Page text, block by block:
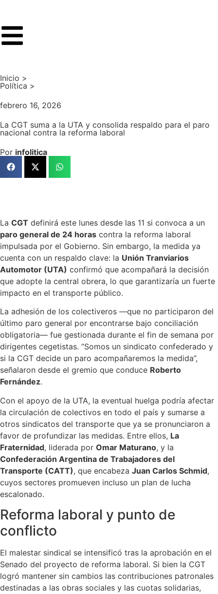
Inicio >
Política >
febrero 16, 2026
La CGT suma a la UTA y consolida respaldo para el paro
nacional contra la reforma laboral
Por infolitica
La CGT definirá este lunes desde las 11 si convoca a un
paro general de 24 horas contra la reforma laboral
impulsada por el Gobierno. Sin embargo, la medida ya
cuenta con un respaldo clave: la Unión Tranviarios
Automotor (UTA) confirmó que acompañará la decisión
que adopte la central obrera, lo que garantizaría un fuerte
impacto en el transporte público.
La adhesión de los colectiveros —que no participaron del
último paro general por encontrarse bajo conciliación
obligatoria— fue gestionada durante el fin de semana por
dirigentes cegetistas. “Somos un sindicato confederado y
si la CGT decide un paro acompañaremos la medida”,
señalaron desde el gremio que conduce Roberto
Fernández.
Con el apoyo de la UTA, la eventual huelga podría afectar
la circulación de colectivos en todo el país y sumarse a
otros sindicatos del transporte que ya se pronunciaron a
favor de profundizar las medidas. Entre ellos, La
Fraternidad, liderada por Omar Maturano, y la
Confederación Argentina de Trabajadores del
Transporte (CATT), que encabeza Juan Carlos Schmid,
cuyos sectores promueven incluso un plan de lucha
escalonado.
Reforma laboral y punto de
conflicto
El malestar sindical se intensificó tras la aprobación en el
Senado del proyecto de reforma laboral. Si bien la CGT
logró mantener sin cambios las contribuciones patronales
destinadas a las obras sociales y las cuotas solidarias,